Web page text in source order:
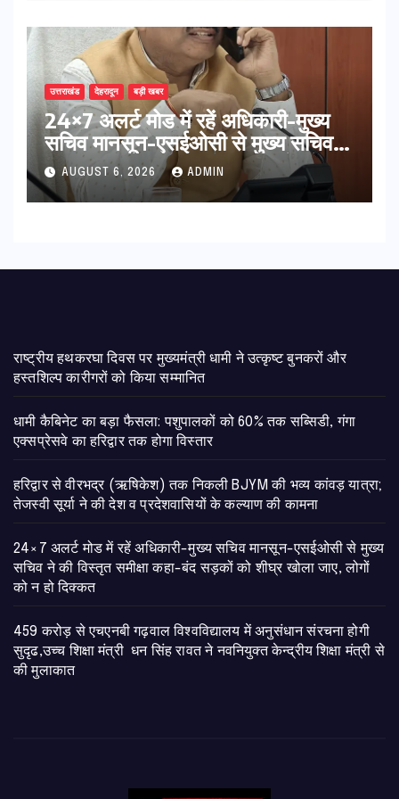
उत्तराखंड देहरादून बड़ी खबर
24×7 अलर्ट मोड में रहें अधिकारी-मुख्य
सचिव मानसून-एसईओसी से मुख्य सचिव ने
की विस्तृत समीक्षा कहा-बंद सड़कों को
शीघ्र खोला जाए, लोगों को न हो दिक्कत
AUGUST 6, 2026 ADMIN
राष्ट्रीय हथकरघा दिवस पर मुख्यमंत्री धामी ने उत्कृष्ट बुनकरों और
हस्तशिल्प कारीगरों को किया सम्मानित
​धामी कैबिनेट का बड़ा फैसला: पशुपालकों को 60% तक सब्सिडी, गंगा
एक्सप्रेसवे का हरिद्वार तक होगा विस्तार
​हरिद्वार से वीरभद्र (ऋषिकेश) तक निकली BJYM की भव्य कांवड़ यात्रा;
तेजस्वी सूर्या ने की देश व प्रदेशवासियों के कल्याण की कामना
24×7 अलर्ट मोड में रहें अधिकारी-मुख्य सचिव मानसून-एसईओसी से मुख्य
सचिव ने की विस्तृत समीक्षा कहा-बंद सड़कों को शीघ्र खोला जाए, लोगों
को न हो दिक्कत
459 करोड़ से एचएनबी गढ़वाल विश्वविद्यालय में अनुसंधान संरचना होगी
सुदृढ,उच्च शिक्षा मंत्री धन सिंह रावत ने नवनियुक्त केन्द्रीय शिक्षा मंत्री से
की मुलाकात